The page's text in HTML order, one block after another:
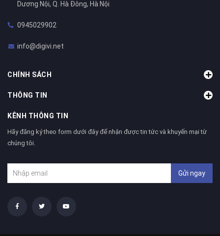
Dương Nội, Q. Hà Đông, Hà Nội
0945029902
info@digivi.net
CHÍNH SÁCH
THÔNG TIN
KÊNH THÔNG TIN
Hãy đăng ký theo form dưới đây để nhận được tin tức và khuyến mại từ
chúng tôi.
Gửi ngay